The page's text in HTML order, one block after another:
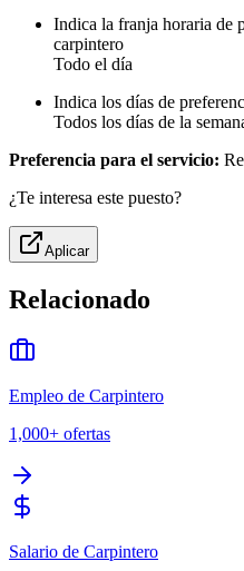
Indica la franja horaria de
carpintero
Todo el día
Indica los días de
Todos los días de la
Preferencia para el servicio:
¿Te interesa este puesto?
Aplicar
Relacionado
Empleo de Carpintero
1,000+ ofertas
Salario de Carpintero